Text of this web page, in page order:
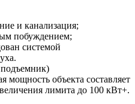
и канализация;
побуждением;
системой
мощность объекта составляет
лимита до 100 кВт+.